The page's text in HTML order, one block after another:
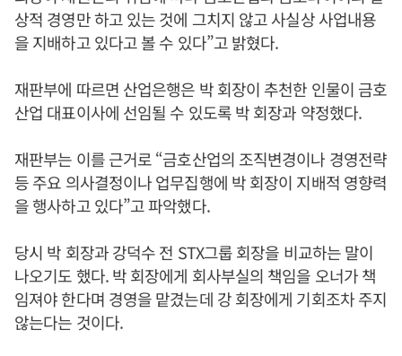
상적 경영만 하고 있는 것에 그치지 않고 사실상 사업내용
을 지배하고 있다고 볼 수 있다”고 밝혔다.
재판부에 따르면 산업은행은 박 회장이 추천한 인물이 금호
산업 대표이사에 선임될 수 있도록 박 회장과 약정했다.
재판부는 이를 근거로 “금호산업의 조직변경이나 경영전략
등 주요 의사결정이나 업무집행에 박 회장이 지배적 영향력
을 행사하고 있다”고 파악했다.
당시 박 회장과 강덕수 전 STX그룹 회장을 비교하는 말이
나오기도 했다. 박 회장에게 회사부실의 책임을 오너가 책
임져야 한다며 경영을 맡겼는데 강 회장에게 기회조차 주지
않는다는 것이다.